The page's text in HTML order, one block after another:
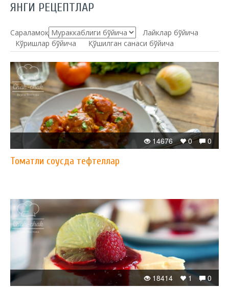
ЯНГИ РЕЦЕПТЛАР
Сараламоқ:
Лайклар бўйича
Кўришлар бўйича
Қўшилган санаси бўйича
0
0
14676
Томатли соусда тефтеллар
0
1
18414